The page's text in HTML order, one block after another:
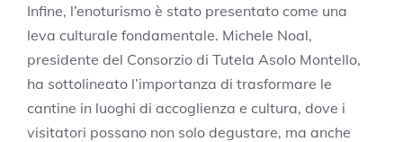
Infine, l’enoturismo è stato presentato come una
leva culturale fondamentale. Michele Noal,
presidente del Consorzio di Tutela Asolo Montello,
ha sottolineato l’importanza di trasformare le
cantine in luoghi di accoglienza e cultura, dove i
visitatori possano non solo degustare, ma anche